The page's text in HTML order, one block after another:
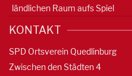
ländlichen Raum aufs Spiel
KONTAKT
SPD Ortsverein Quedlinburg
Zwischen den Städten 4